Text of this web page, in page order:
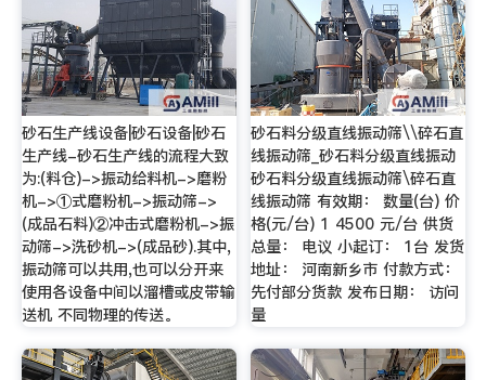
砂石生产线设备|砂石设备|砂石
生产线-砂石生产线的流程大致
为:(料仓)->振动给料机->磨粉
机->①式磨粉机->振动筛->
(成品石料)②冲击式磨粉机->振
动筛->洗砂机->(成品砂).其中,
振动筛可以共用,也可以分开来
使用各设备中间以溜槽或皮带输
送机 不同物理的传送。
砂石料分级直线振动筛\\碎石直
线振动筛_砂石料分级直线振动
砂石料分级直线振动筛\碎石直
线振动筛 有效期： 数量(台) 价
格(元/台) 1 4500 元/台 供货
总量： 电议 小起订： 1台 发货
地址： 河南新乡市 付款方式：
先付部分货款 发布日期： 访问
量